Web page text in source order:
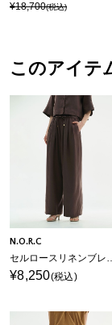
¥18,700(税込)
このアイテ
N.O.R.C
セルロースリネンブ
¥8,250(税込)